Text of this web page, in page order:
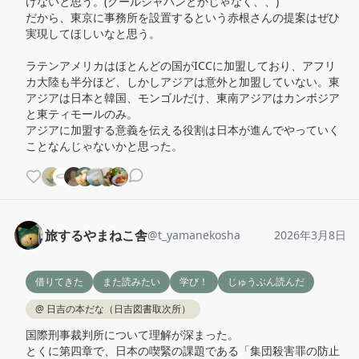
だから、東京に事務所を設置するという赤根さんの提案はぜひ
実現してほしいなと思う。
ラテンアメリカはほとんどの国がICCに加盟しており、アフリ
カ大陸も半分ほど、しかしアジアは意外と加盟していない。東
アジアは日本と韓国、モンゴルだけ、東南アジアはカンボジア
と東ティモールのみ。
アジアに加盟する意義を伝える役割は日本が進んでやっていく
ことなんじゃないかと思った。
旅するやまねこ舎@t_yamanekosha 2026年3月8日
借りてきた また読みたい 学び！
じゅうぶん読んだ
@ 日吉の本だな（日吉図書取次所）
国際刑事裁判所について理解が深まった。
とくに第四章で、日本の喫緊の課題である「集団殺害罪の防止